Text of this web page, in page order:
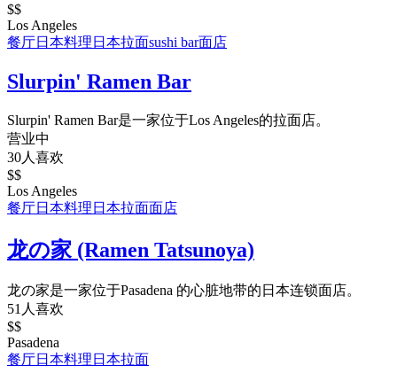
$$
Los Angeles
餐厅日本料理 日本拉面sushi bar面店
Slurpin' Ramen Bar
Slurpin' Ramen Bar是一家位于Los Angeles的拉面店。
营业中
30人喜欢
$$
Los Angeles
餐厅日本料理 日本拉面面店
龙の家 (Ramen Tatsunoya)
龙の家是一家位于Pasadena 的心脏地带的日本连锁面店。
51人喜欢
$$
Pasadena
餐厅日本料理 日本拉面